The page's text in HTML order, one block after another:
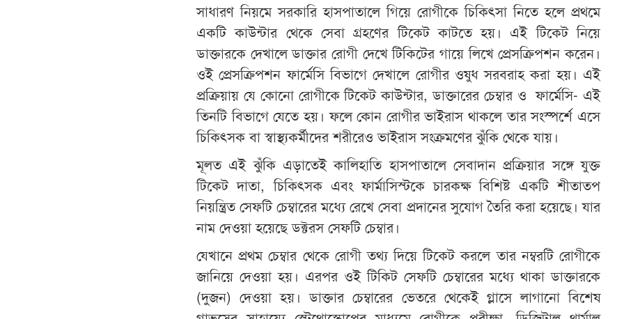
সাধারণ নিয়মে সরকারি হাসপাতালে গিয়ে রোগীকে চিকিৎসা নিতে হলে প্রথমে
একটি কাউন্টার থেকে সেবা গ্রহণের টিকেট কাটতে হয়। এই টিকেট নিয়ে
ডাক্তারকে দেখালে ডাক্তার রোগী দেখে টিকিটের গায়ে লিখে প্রেসক্রিপশন করেন।
ওই প্রেসক্রিপশন ফার্মেসি বিভাগে দেখালে রোগীর ওষুধ সরবরাহ করা হয়। এই
প্রক্রিয়ায় যে কোনো রোগীকে টিকেট কাউন্টার, ডাক্তারের চেম্বার ও ফার্মেসি- এই
তিনটি বিভাগে যেতে হয়। ফলে কোন রোগীর ভাইরাস থাকলে তার সংস্পর্শে এসে
চিকিৎসক বা স্বাস্থ্যকর্মীদের শরীরেও ভাইরাস সংক্রমণের ঝুঁকি থেকে যায়।
মূলত এই ঝুঁকি এড়াতেই কালিহাতি হাসপাতালে সেবাদান প্রক্রিয়ার সঙ্গে যুক্ত
টিকেট দাতা, চিকিৎসক এবং ফার্মাসিস্টকে চারকক্ষ বিশিষ্ট একটি শীতাতপ
নিয়ন্ত্রিত সেফটি চেম্বারের মধ্যে রেখে সেবা প্রদানের সুযোগ তৈরি করা হয়েছে। যার
নাম দেওয়া হয়েছে ডক্টরস সেফটি চেম্বার।
যেখানে প্রথম চেম্বার থেকে রোগী তথ্য দিয়ে টিকেট করলে তার নম্বরটি রোগীকে
জানিয়ে দেওয়া হয়। এরপর ওই টিকিট সেফটি চেম্বারের মধ্যে থাকা ডাক্তারকে
(দুজন) দেওয়া হয়। ডাক্তার চেম্বারের ভেতরে থেকেই গ্লাসে লাগানো বিশেষ